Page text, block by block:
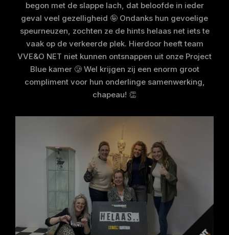
begon met de slappe lach, dat beloofde in ieder
geval veel gezelligheid 🤪 Ondanks hun gevoelige
speurneuzen, zochten ze de hints helaas net iets te
vaak op de verkeerde plek. Hierdoor heeft team
VVE&O NET niet kunnen ontsnappen uit onze Project
Blue kamer 🥲 Wel krijgen zij een enorm groot
compliment voor hun onderlinge samenwerking,
chapeau! 👏